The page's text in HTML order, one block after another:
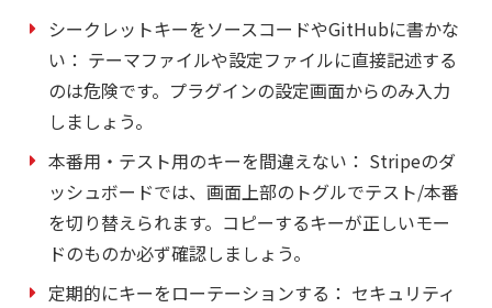
シークレットキーをソースコードやGitHubに書かな
い： テーマファイルや設定ファイルに直接記述する
のは危険です。プラグインの設定画面からのみ入力
しましょう。
本番用・テスト用のキーを間違えない： Stripeのダ
ッシュボードでは、画面上部のトグルでテスト/本番
を切り替えられます。コピーするキーが正しいモー
ドのものか必ず確認しましょう。
定期的にキーをローテーションする： セキュリティ